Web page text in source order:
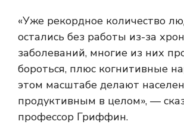
«Уже рекордное количество
остались без работы из-за
заболеваний, многие из них
бороться, плюс когнитивные
этом масштабе делают
продуктивным в целом», —
профессор Гриффин.